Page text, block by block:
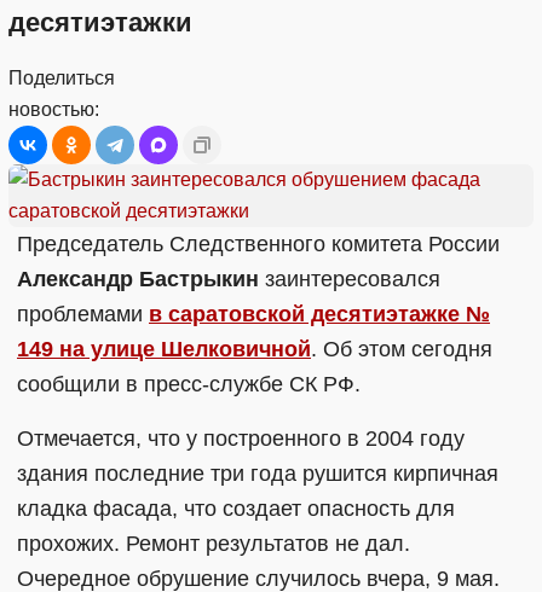
десятиэтажки
Поделиться
новостью:
Председатель Следственного комитета России
Александр Бастрыкин заинтересовался
проблемами в саратовской десятиэтажке №
149 на улице Шелковичной. Об этом сегодня
сообщили в пресс-службе СК РФ.
Отмечается, что у построенного в 2004 году
здания последние три года рушится кирпичная
кладка фасада, что создает опасность для
прохожих. Ремонт результатов не дал.
Очередное обрушение случилось вчера, 9 мая.